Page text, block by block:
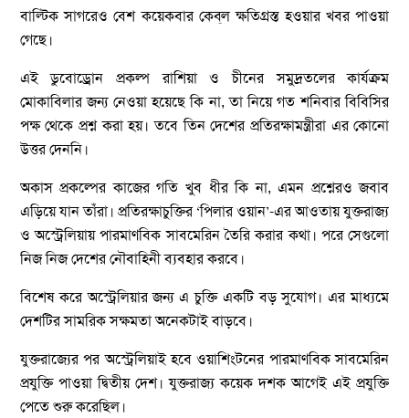
বাল্টিক সাগরেও বেশ কয়েকবার কেব্‌ল ক্ষতিগ্রস্ত হওয়ার খবর পাওয়া
গেছে।
এই ডুবোড্রোন প্রকল্প রাশিয়া ও চীনের সমুদ্রতলের কার্যক্রম
মোকাবিলার জন্য নেওয়া হয়েছে কি না, তা নিয়ে গত শনিবার বিবিসির
পক্ষ থেকে প্রশ্ন করা হয়। তবে তিন দেশের প্রতিরক্ষামন্ত্রীরা এর কোনো
উত্তর দেননি।
অকাস প্রকল্পের কাজের গতি খুব ধীর কি না, এমন প্রশ্নেরও জবাব
এড়িয়ে যান তাঁরা। প্রতিরক্ষাচুক্তির ‘পিলার ওয়ান’-এর আওতায় যুক্তরাজ্য
ও অস্ট্রেলিয়ায় পারমাণবিক সাবমেরিন তৈরি করার কথা। পরে সেগুলো
নিজ নিজ দেশের নৌবাহিনী ব্যবহার করবে।
বিশেষ করে অস্ট্রেলিয়ার জন্য এ চুক্তি একটি বড় সুযোগ। এর মাধ্যমে
দেশটির সামরিক সক্ষমতা অনেকটাই বাড়বে।
যুক্তরাজ্যের পর অস্ট্রেলিয়াই হবে ওয়াশিংটনের পারমাণবিক সাবমেরিন
প্রযুক্তি পাওয়া দ্বিতীয় দেশ। যুক্তরাজ্য কয়েক দশক আগেই এই প্রযুক্তি
পেতে শুরু করেছিল।